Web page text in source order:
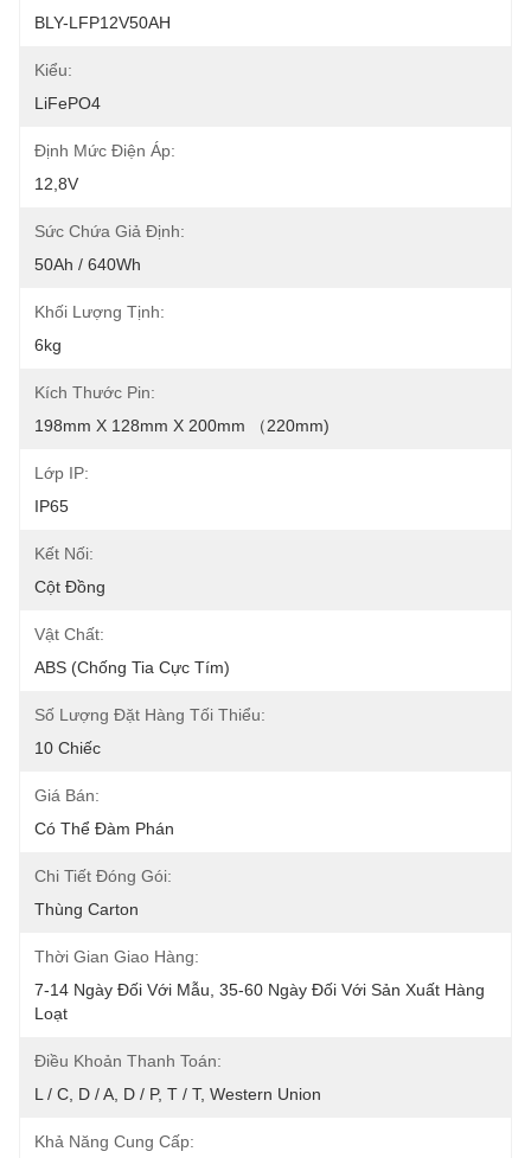
BLY-LFP12V50AH
Kiểu:
LiFePO4
Định Mức Điện Áp:
12,8V
Sức Chứa Giả Định:
50Ah / 640Wh
Khối Lượng Tịnh:
6kg
Kích Thước Pin:
198mm X 128mm X 200mm （220mm)
Lớp IP:
IP65
Kết Nối:
Cột Đồng
Vật Chất:
ABS (chống Tia Cực Tím)
Số Lượng Đặt Hàng Tối Thiểu:
10 Chiếc
Giá Bán:
Có Thể Đàm Phán
Chi Tiết Đóng Gói:
Thùng Carton
Thời Gian Giao Hàng:
7-14 Ngày Đối Với Mẫu, 35-60 Ngày Đối Với Sản Xuất Hàng
Loạt
Điều Khoản Thanh Toán:
L / C, D / A, D / P, T / T, Western Union
Khả Năng Cung Cấp: